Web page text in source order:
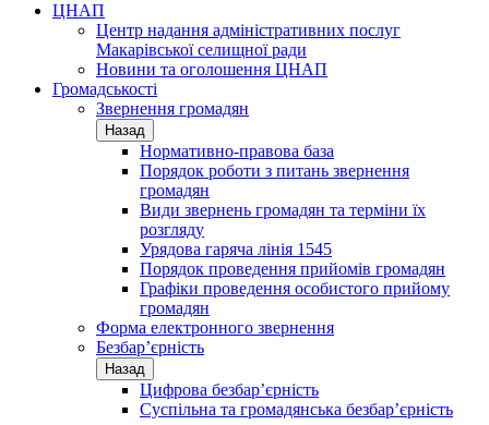
ЦНАП
Центр надання адміністративних послуг
Макарівської селищної ради
Новини та оголошення ЦНАП
Громадськості
Звернення громадян
Назад
Нормативно-правова база
Порядок роботи з питань звернення
громадян
Види звернень громадян та терміни їх
розгляду
Урядова гаряча лінія 1545
Порядок проведення прийомів громадян
Графіки проведення особистого прийому
громадян
Форма електронного звернення
Безбар’єрність
Назад
Цифрова безбар’єрність
Суспільна та громадянська безбар’єрність